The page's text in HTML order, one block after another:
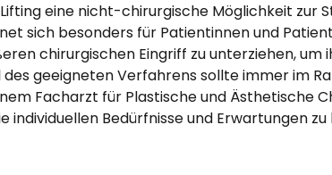
eine nicht-chirurgische Möglichkeit zur
sich besonders für Patientinnen und
chirurgischen Eingriff zu unterziehen, um
des geeigneten Verfahrens sollte immer im
Facharzt für Plastische und Ästhetische
individuellen Bedürfnisse und Erwartungen